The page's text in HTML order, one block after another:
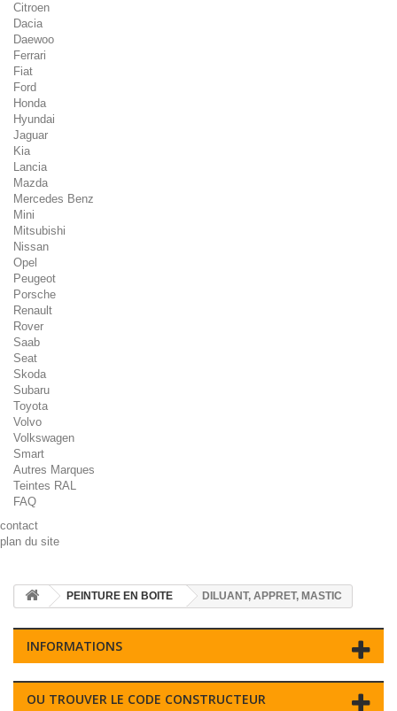
Citroen
Dacia
Daewoo
Ferrari
Fiat
Ford
Honda
Hyundai
Jaguar
Kia
Lancia
Mazda
Mercedes Benz
Mini
Mitsubishi
Nissan
Opel
Peugeot
Porsche
Renault
Rover
Saab
Seat
Skoda
Subaru
Toyota
Volvo
Volkswagen
Smart
Autres Marques
Teintes RAL
FAQ
contact
plan du site
PEINTURE EN BOITE DILUANT, APPRET, MASTIC
INFORMATIONS
OU TROUVER LE CODE CONSTRUCTEUR